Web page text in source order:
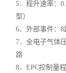
5．程升速率：
型）
6．外部事件：
7．全电子气体
路
8．EPC控制量